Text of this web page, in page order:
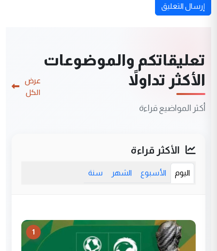
إرسال التعليق
تعليقاتكم والموضوعات
الأكثر تداولاً
أكثر المواضيع قراءة
عرض
الكل
الأكثر قراءة
اليوم الأسبوع الشهر سنة
1